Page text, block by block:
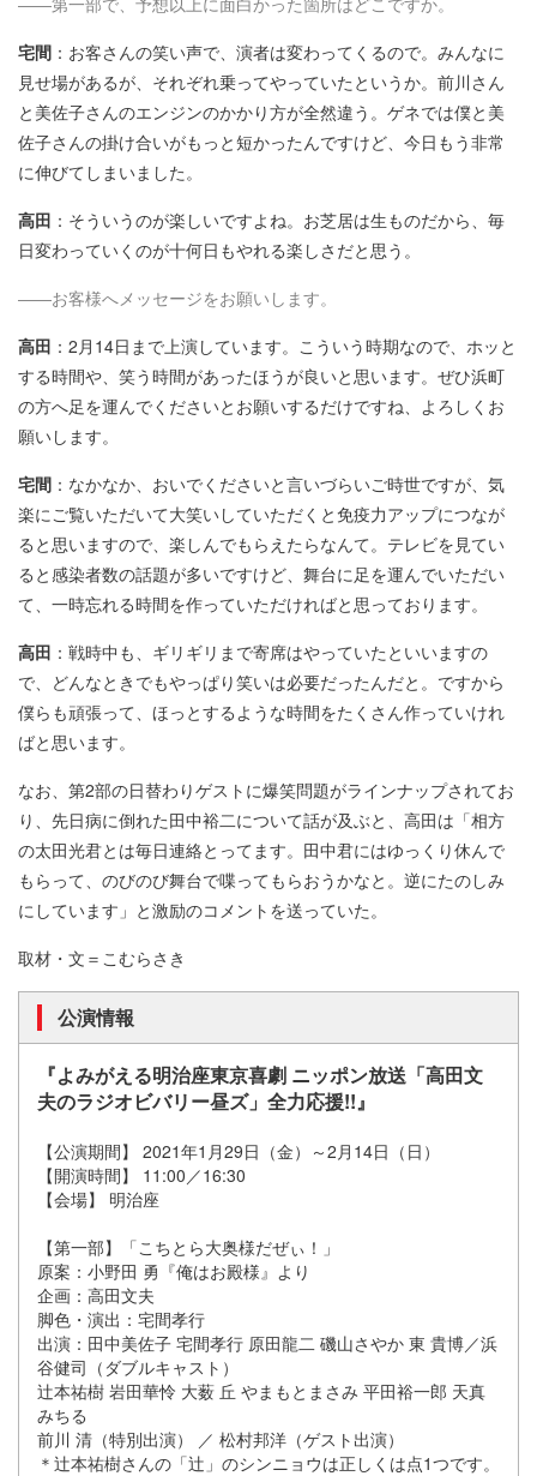
宅間 ：お客さんの笑い声で、演者は変わってくるので。みんなに
見せ場があるが、それぞれ乗ってやっていたというか。前川さん
と美佐子さんのエンジンのかかり方が全然違う。ゲネでは僕と美
佐子さんの掛け合いがもっと短かったんですけど、今日もう非常
に伸びてしまいました。
高田 ：そういうのが楽しいですよね。お芝居は生ものだから、毎
日変わっていくのが十何日もやれる楽しさだと思う。
――お客様へメッセージをお願いします。
高田 ：2月14日まで上演しています。こういう時期なので、ホッと
する時間や、笑う時間があったほうが良いと思います。ぜひ浜町
の方へ足を運んでくださいとお願いするだけですね、よろしくお
願いします。
宅間 ：なかなか、おいでくださいと言いづらいご時世ですが、気
楽にご覧いただいて大笑いしていただくと免疫力アップにつなが
ると思いますので、楽しんでもらえたらなんて。テレビを見てい
ると感染者数の話題が多いですけど、舞台に足を運んでいただい
て、一時忘れる時間を作っていただければと思っております。
高田 ：戦時中も、ギリギリまで寄席はやっていたといいますの
で、どんなときでもやっぱり笑いは必要だったんだと。ですから
僕らも頑張って、ほっとするような時間をたくさん作っていけれ
ばと思います。
なお、第2部の日替わりゲストに爆笑問題がラインナップされてお
り、先日病に倒れた田中裕二について話が及ぶと、高田は「相方
の太田光君とは毎日連絡とってます。田中君にはゆっくり休んで
もらって、のびのび舞台で喋ってもらおうかなと。逆にたのしみ
にしています」と激励のコメントを送っていた。
取材・文＝こむらさき
公演情報
『よみがえる明治座東京喜劇 ニッポン放送「高田文
夫のラジオビバリー昼ズ」全力応援!!』
【公演期間】 2021年1月29日（金）～2月14日（日）
【開演時間】 11:00／16:30
【会場】 明治座
【第一部】「こちとら大奥様だぜぃ！」
原案：小野田 勇『俺はお殿様』より
企画：高田文夫
脚色・演出：宅間孝行
出演：田中美佐子 宅間孝行 原田龍二 磯山さやか 東 貴博／浜
谷健司（ダブルキャスト）
辻本祐樹 岩田華怜 大薮 丘 やまもとまさみ 平田裕一郎 天真
みちる
前川 清（特別出演） ／ 松村邦洋（ゲスト出演）
＊辻本祐樹さんの「辻」のシンニョウは正しくは点1つです。